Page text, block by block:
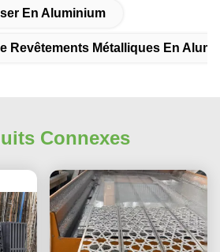
En Aluminium
Revêtements Métalliques En
Connexes